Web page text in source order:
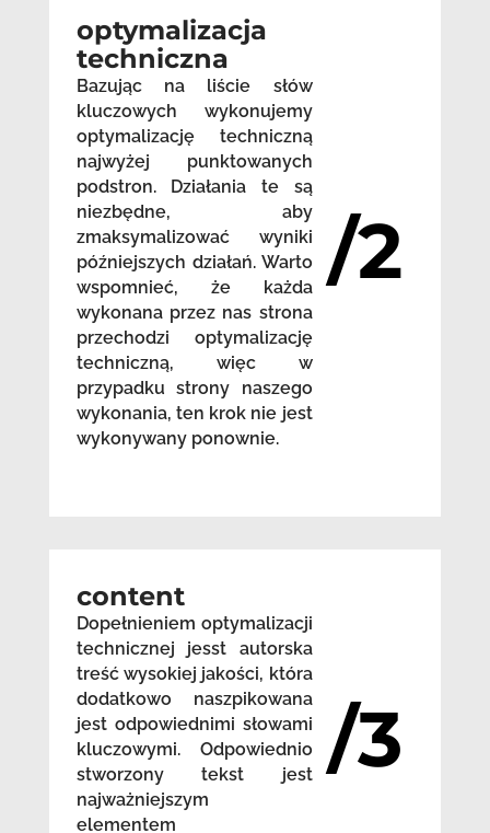
optymalizacja
techniczna
Bazując na liście słów
kluczowych wykonujemy
optymalizację techniczną
najwyżej punktowanych
podstron. Działania te są
niezbędne, aby
zmaksymalizować wyniki
późniejszych działań. Warto
wspomnieć, że każda
wykonana przez nas strona
przechodzi optymalizację
techniczną, więc w
przypadku strony naszego
wykonania, ten krok nie jest
wykonywany ponownie.
/2
content
Dopełnieniem optymalizacji
technicznej jesst autorska
treść wysokiej jakości, która
dodatkowo naszpikowana
jest odpowiednimi słowami
kluczowymi. Odpowiednio
stworzony tekst jest
najważniejszym
elementem
/3